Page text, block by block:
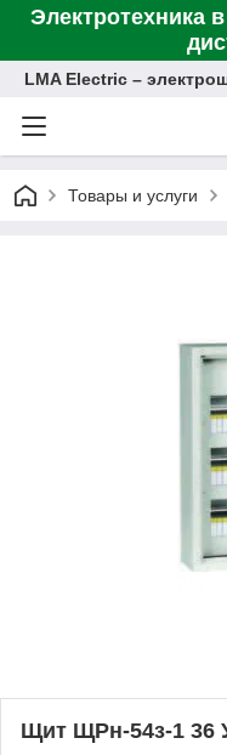
Электротехника
LMA Electric –
Товары и услуги
Щит ЩРн-54з-1 36